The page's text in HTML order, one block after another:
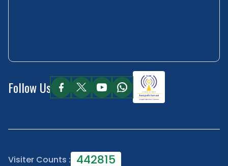
Follow Us
Visiter Counts : 442815